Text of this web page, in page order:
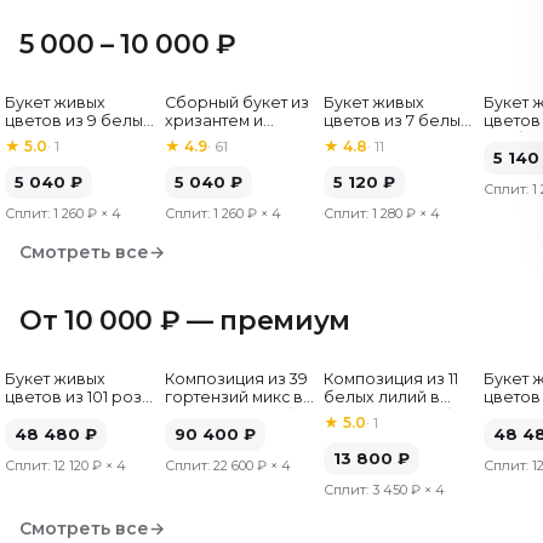
5 000 – 10 000 ₽
Букет живых
цветов из 9 белых
роз, Эквадор, 60
см
★ 5.0· 1
5 040 ₽
Сплит: 1 260 ₽ × 4
Хит
Сборный букет из
хризантем и
альстромерий
★ 4.9· 61
5 040 ₽
Сплит: 1 260 ₽× 4
Букет живых
цветов из 7 белых
хризантем
★4.8·11
5 120 ₽
Сплит:1 280 ₽ × 4
Букет
цветов
5 140
Сплит: 1
Смотреть все→
От 10 000 ₽ — премиум
Букет живых
цветов из 101 розы
см
48 480 ₽
Сплит: 12 120 ₽ × 4
Композиция из 39
гортензий микс в
90 400 ₽
Сплит: 22 600 ₽× 4
Композиция из 11
белых лилий в
шляпной коробке
★5.0·1
13 800 ₽
Сплит:3 450 ₽ × 4
Букет
цветов
см
48
Сплит:
Смотреть все→